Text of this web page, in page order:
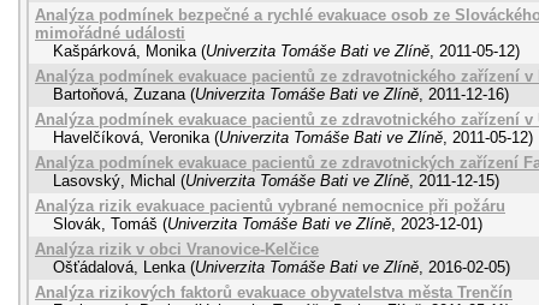
Analýza podmínek bezpečné a rychlé evakuace osob ze
mimořádné události
Kašpárková, Monika (Univerzita Tomáše Bati ve Zlíně, 2011-05-12)
Analýza podmínek evakuace pacientů ze zdravotnického zařízení v
Bartoňová, Zuzana (Univerzita Tomáše Bati ve Zlíně, 2011-12-16)
Analýza podmínek evakuace pacientů ze zdravotnického zařízení v
Havelčíková, Veronika (Univerzita Tomáše Bati ve Zlíně, 2011-05-12)
Analýza podmínek evakuace pacientů ze zdravotnických zařízení
Lasovský, Michal (Univerzita Tomáše Bati ve Zlíně, 2011-12-15)
Analýza rizik evakuace pacientů vybrané nemocnice při požáru
Slovák, Tomáš (Univerzita Tomáše Bati ve Zlíně, 2023-12-01)
Analýza rizik v obci Vranovice-Kelčice
Ošťádalová, Lenka (Univerzita Tomáše Bati ve Zlíně, 2016-02-05)
Analýza rizikových faktorů evakuace obyvatelstva města Trenčín